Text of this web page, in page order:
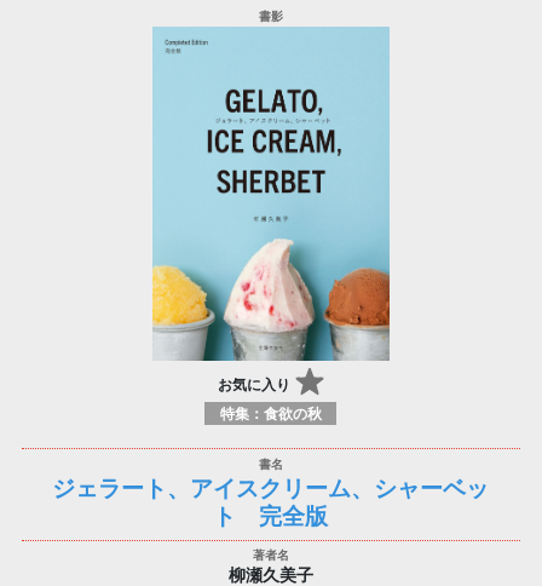
お気に入り
特集：食欲の秋
ジェラート、アイスクリーム、シャーベッ
ト 完全版
柳瀬久美子